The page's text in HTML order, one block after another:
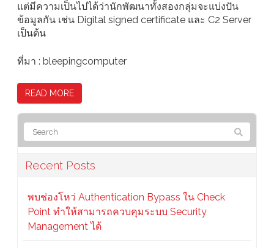
แต่มีความเป็นไปได้ว่านักพัฒนาทั้งสองกลุ่มจะแบ่งปัน
ข้อมูลกัน เช่น Digital signed certificate และ C2 Server
เป็นต้น
ที่มา : bleepingcomputer
READ MORE
Recent Posts
พบช่องโหว่ Authentication Bypass ใน Check
Point ทำให้สามารถควบคุมระบบ Security
Management ได้